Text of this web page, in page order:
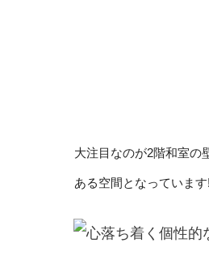
大注目なのが2階和室の
ある空間となっています!